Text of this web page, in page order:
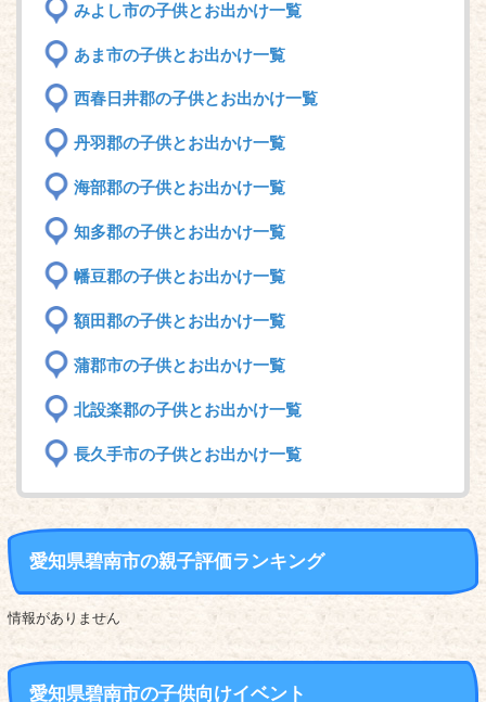
みよし市の子供とお出かけ一覧
あま市の子供とお出かけ一覧
西春日井郡の子供とお出かけ一覧
丹羽郡の子供とお出かけ一覧
海部郡の子供とお出かけ一覧
知多郡の子供とお出かけ一覧
幡豆郡の子供とお出かけ一覧
額田郡の子供とお出かけ一覧
蒲郡市の子供とお出かけ一覧
北設楽郡の子供とお出かけ一覧
長久手市の子供とお出かけ一覧
愛知県碧南市の親子評価ランキング
情報がありません
愛知県碧南市の子供向けイベント